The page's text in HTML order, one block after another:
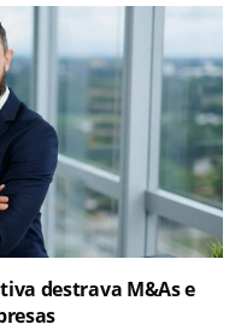
destrava M&As e